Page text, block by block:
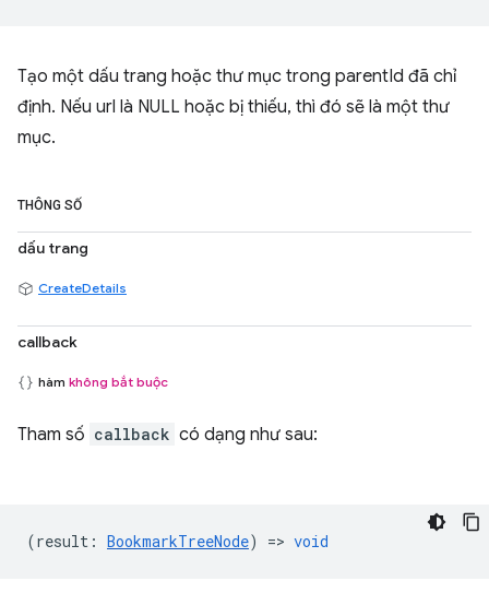
Tạo một dấu trang hoặc thư mục trong parentId đã chỉ
định. Nếu url là NULL hoặc bị thiếu, thì đó sẽ là một thư
mục.
THÔNG SỐ
dấu trang
CreateDetails
callback
hàm không bắt buộc
Tham số callback có dạng như sau:
(result : BookmarkTreeNode) => void